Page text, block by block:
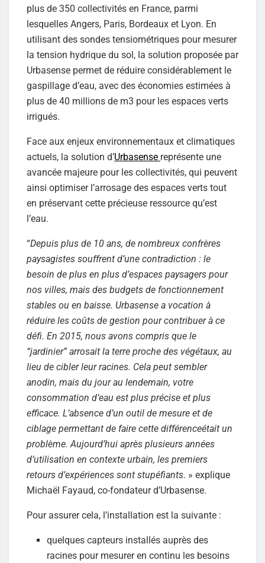
plus de 350 collectivités en France, parmi
lesquelles Angers, Paris, Bordeaux et Lyon. En
utilisant des sondes tensiométriques pour mesurer
la tension hydrique du sol, la solution proposée par
Urbasense permet de réduire considérablement le
gaspillage d’eau, avec des économies estimées à
plus de 40 millions de m3 pour les espaces verts
irrigués.
Face aux enjeux environnementaux et climatiques
actuels, la solution d’Urbasense représente une
avancée majeure pour les collectivités, qui peuvent
ainsi optimiser l’arrosage des espaces verts tout
en préservant cette précieuse ressource qu’est
l’eau.
“Depuis plus de 10 ans, de nombreux confrères
paysagistes souffrent d’une contradiction : le
besoin de plus en plus d’espaces paysagers pour
nos villes, mais des budgets de fonctionnement
stables ou en baisse. Urbasense a vocation à
réduire les coûts de gestion pour contribuer à ce
défi. En 2015, nous avons compris que le
“jardinier” arrosait la terre proche des végétaux, au
lieu de cibler leur racines. Cela peut sembler
anodin, mais du jour au lendemain, votre
consommation d’eau est plus précise et plus
efficace. L’absence d’un outil de mesure et de
ciblage permettant de faire cette différenceétait un
problème. Aujourd’hui après plusieurs années
d’utilisation en contexte urbain, les premiers
retours d’expériences sont stupéfiants. » explique
Michaël Fayaud, co-fondateur d’Urbasense.
Pour assurer cela, l’installation est la suivante :
quelques capteurs installés auprès des
racines pour mesurer en continu les besoins